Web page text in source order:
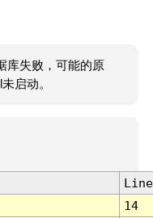
库失败，可能的原
启动。
Line
14